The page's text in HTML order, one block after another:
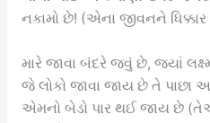
નકામો છે! (એના જીવનને
મારે જાવા બંદરે જવું છે, જ્યાં
જે લોકો જાવા જાય છે તે પાછા
એમનો બેડો પાર થઈ જાય છે